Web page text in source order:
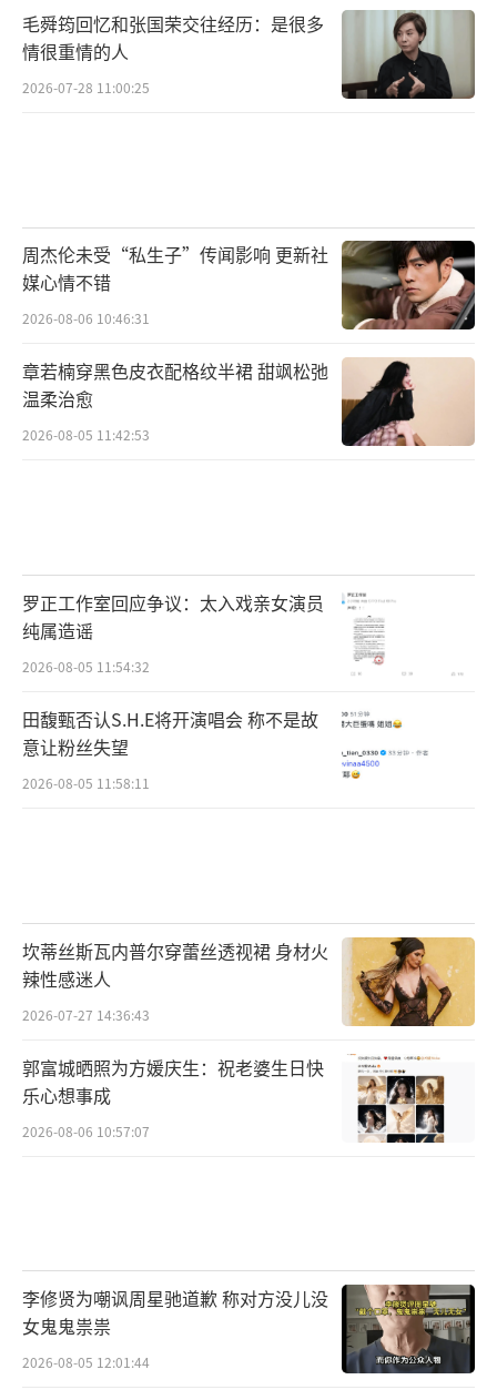
毛舜筠回忆和张国荣交往经历：是很多
情很重情的人
2026-07-28 11:00:25
周杰伦未受“私生子”传闻影响 更新社
媒心情不错
2026-08-06 10:46:31
章若楠穿黑色皮衣配格纹半裙 甜飒松弛
温柔治愈
2026-08-05 11:42:53
罗正工作室回应争议：太入戏亲女演员
纯属造谣
2026-08-05 11:54:32
田馥甄否认S.H.E将开演唱会 称不是故
意让粉丝失望
2026-08-05 11:58:11
坎蒂丝斯瓦内普尔穿蕾丝透视裙 身材火
辣性感迷人
2026-07-27 14:36:43
郭富城晒照为方媛庆生：祝老婆生日快
乐心想事成
2026-08-06 10:57:07
李修贤为嘲讽周星驰道歉 称对方没儿没
女鬼鬼祟祟
2026-08-05 12:01:44